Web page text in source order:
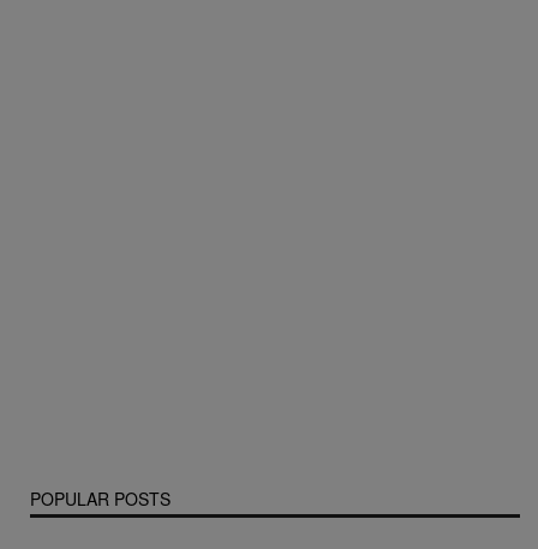
POPULAR POSTS